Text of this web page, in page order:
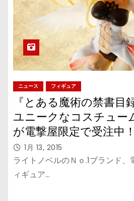
ニュース フィギュア
『とある魔術の禁書目
ユニークなコスチュー
が電撃屋限定で受注中！
1月 13, 2015
ライトノベルのＮｏ.1ブランド
ィギュア…